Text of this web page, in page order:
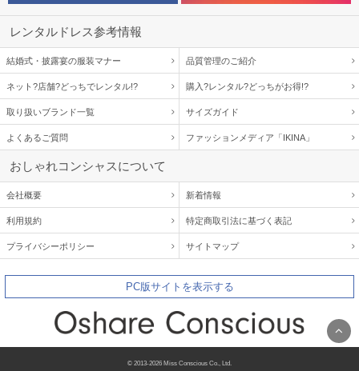
レンタルドレス参考情報
結婚式・披露宴の服装マナー 品質管理のご紹介
ネット?店舗?どっちでレンタル!? 購入?レンタル?どっちがお得!?
取り扱いブランド一覧 サイズガイド
よくあるご質問 ファッションメディア「IKINA」
おしゃれコンシャスについて
会社概要 新着情報
利用規約 特定商取引法に基づく表記
プライバシーポリシー サイトマップ
PC版サイトを表示する
© 2013-2026 Miss Conscious Co., Ltd.